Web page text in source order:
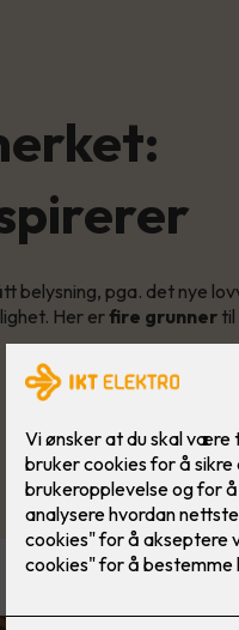
belysning, pga. det nye
Her erfire grunner